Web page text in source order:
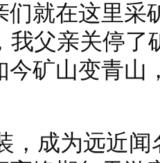
们就在这里采
我父亲关停
今矿山变青山
，成为远近